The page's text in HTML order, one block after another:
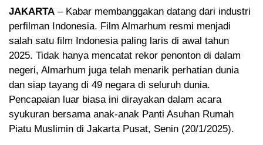
JAKARTA – Kabar membanggakan datang dari industri
perfilman Indonesia. Film Almarhum resmi menjadi
salah satu film Indonesia paling laris di awal tahun
2025. Tidak hanya mencatat rekor penonton di dalam
negeri, Almarhum juga telah menarik perhatian dunia
dan siap tayang di 49 negara di seluruh dunia.
Pencapaian luar biasa ini dirayakan dalam acara
syukuran bersama anak-anak Panti Asuhan Rumah
Piatu Muslimin di Jakarta Pusat, Senin (20/1/2025).